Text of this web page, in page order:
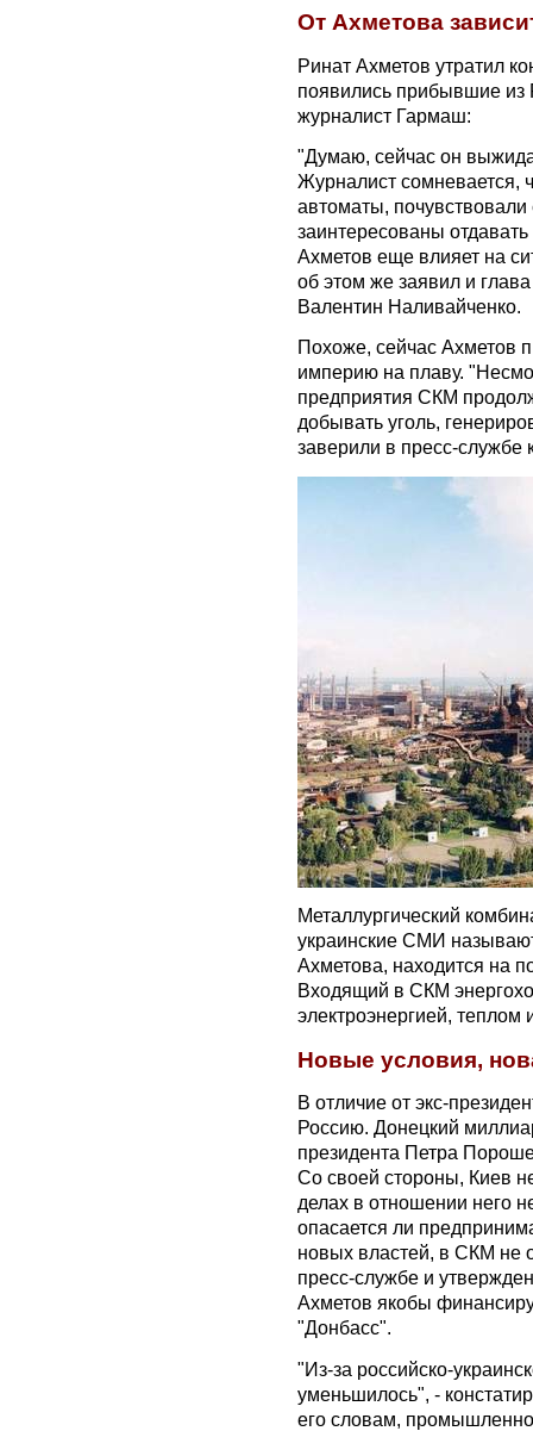
От Ахметова
Ринат Ахметов утратил
появились прибывшие из
журналист Гармаш:
"Думаю, сейчас он
Журналист сомневается,
автоматы,
заинтересованы
Ахметов еще влияет на
об этом же заявил и
Валентин Наливайченко.
Похоже, сейчас Ахметов
империю на плаву.
предприятия СКМ
добывать уголь,
заверили в пресс-службе
Металлургический
украинские СМИ
Ахметова, находится на
Входящий в СКМ
электроэнергией, теплом
Новые условия,
В отличие от экс-
Россию. Донецкий
президента Петра
Со своей стороны, Киев
делах в отношении него
опасается ли
новых властей, в СКМ не
пресс-службе и
Ахметов якобы
"Донбасс".
"Из-за российско-
уменьшилось", -
его словам,